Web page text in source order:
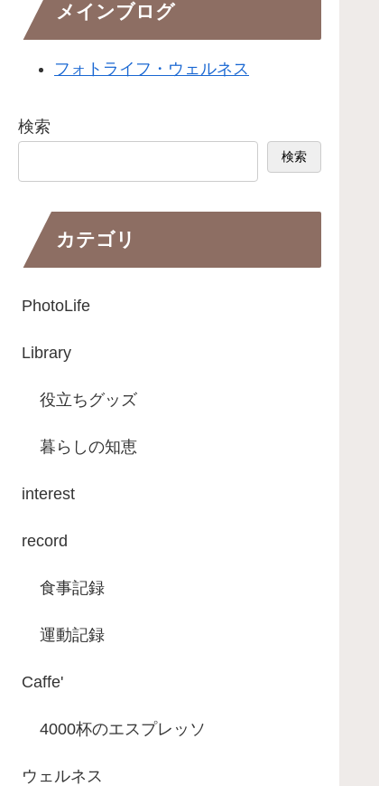
メインブログ
フォトライフ・ウェルネス
検索
検索
カテゴリ
PhotoLife
Library
役立ちグッズ
暮らしの知恵
interest
record
食事記録
運動記録
Caffe'
4000杯のエスプレッソ
ウェルネス